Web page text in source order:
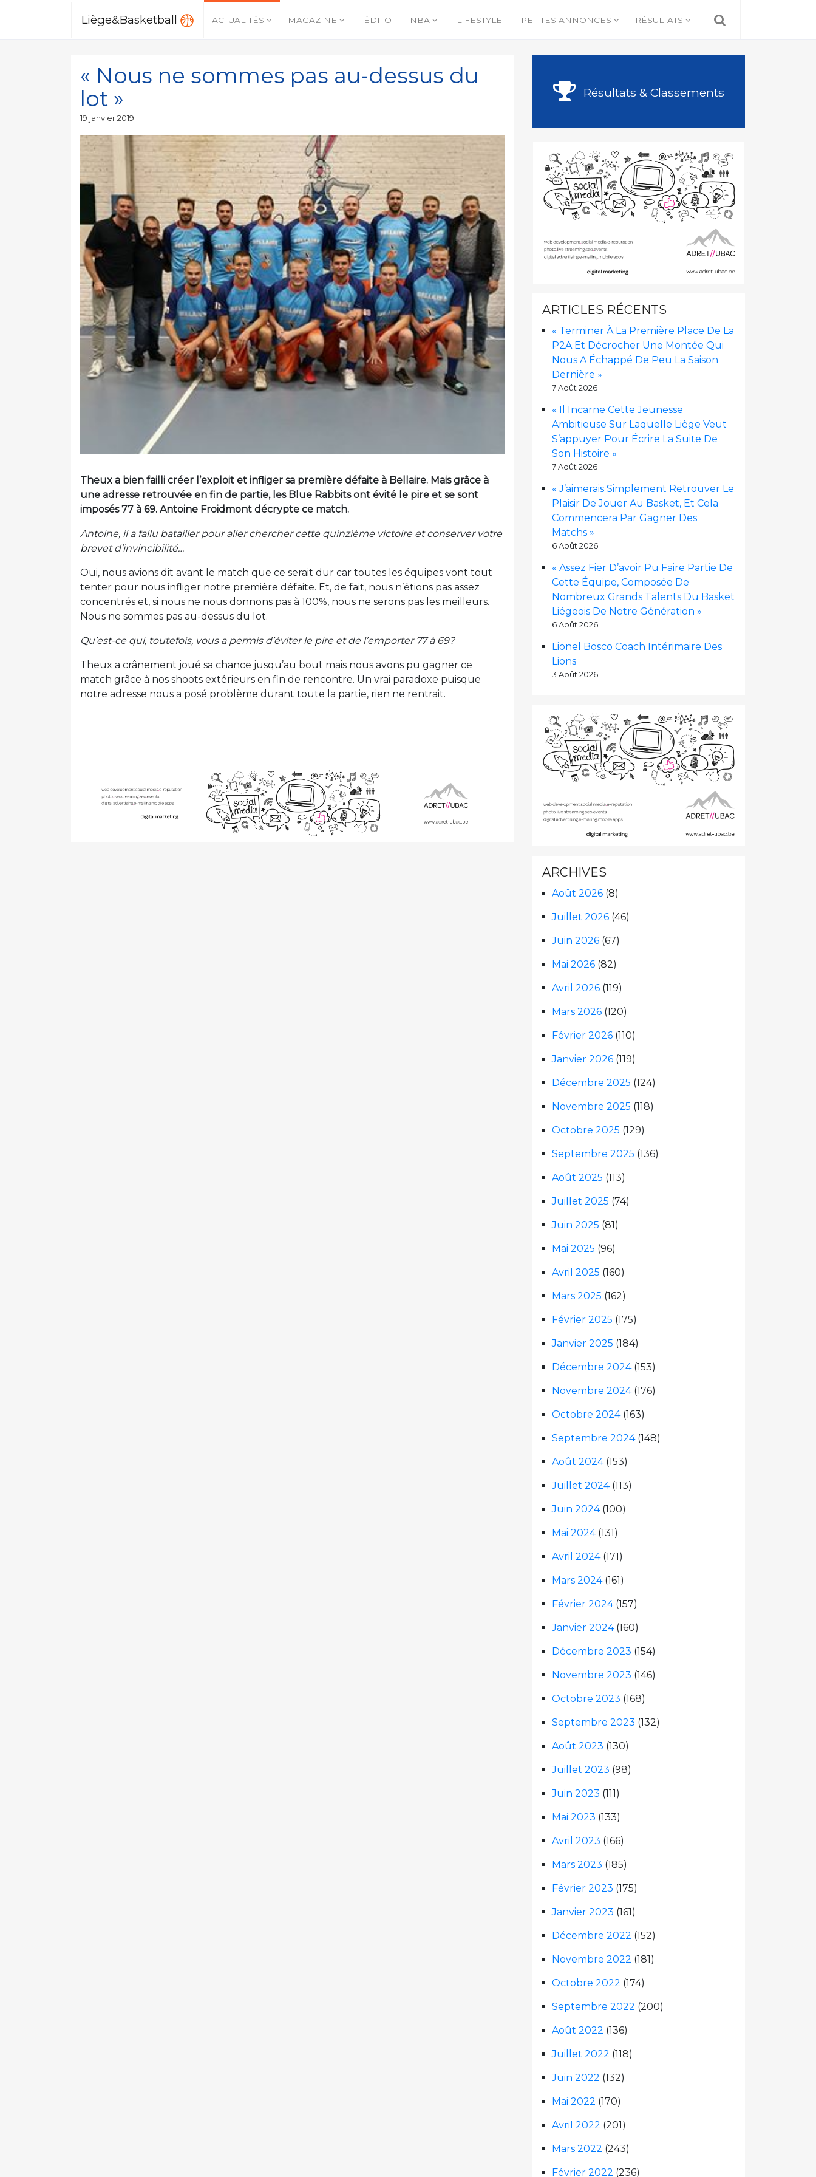
Liège&Basketball ACTUALITÉS MAGAZINE ÉDITO NBA LIFESTYLE PETITES ANNONCES RÉSULTATS
« Nous ne sommes pas au-dessus du
lot »
Publié
19 janvier 2019
Theux a bien failli créer l’exploit et infliger sa première défaite à Bellaire. Mais grâce à
une adresse retrouvée en fin de partie, les Blue Rabbits ont évité le pire et se sont
imposés 77 à 69. Antoine Froidmont décrypte ce match.
Antoine, il a fallu batailler pour aller chercher cette quinzième victoire et conserver votre
brevet d’invincibilité…
Oui, nous avions dit avant le match que ce serait dur car toutes les équipes vont tout
tenter pour nous infliger notre première défaite. Et, de fait, nous n’étions pas assez
concentrés et, si nous ne nous donnons pas à 100%, nous ne serons pas les meilleurs.
Nous ne sommes pas au-dessus du lot.
Qu’est-ce qui, toutefois, vous a permis d’éviter le pire et de l’emporter 77 à 69?
Theux a crânement joué sa chance jusqu’au bout mais nous avons pu gagner ce
match grâce à nos shoots extérieurs en fin de rencontre. Un vrai paradoxe puisque
notre adresse nous a posé problème durant toute la partie, rien ne rentrait.
Résultats & Classements
ARTICLES RÉCENTS
« Terminer À La Première Place De La
P2A Et Décrocher Une Montée Qui
Nous A Échappé De Peu La Saison
Dernière »
7 Août 2026
« Il Incarne Cette Jeunesse
Ambitieuse Sur Laquelle Liège Veut
S’appuyer Pour Écrire La Suite De
Son Histoire »
7 Août 2026
« J’aimerais Simplement Retrouver Le
Plaisir De Jouer Au Basket, Et Cela
Commencera Par Gagner Des
Matchs »
6 Août 2026
« Assez Fier D’avoir Pu Faire Partie De
Cette Équipe, Composée De
Nombreux Grands Talents Du Basket
Liégeois De Notre Génération »
6 Août 2026
Lionel Bosco Coach Intérimaire Des
Lions
3 Août 2026
ARCHIVES
Août 2026 (8)
Juillet 2026 (46)
Juin 2026 (67)
Mai 2026 (82)
Avril 2026 (119)
Mars 2026 (120)
Février 2026 (110)
Janvier 2026 (119)
Décembre 2025 (124)
Novembre 2025 (118)
Octobre 2025 (129)
Septembre 2025 (136)
Août 2025 (113)
Juillet 2025 (74)
Juin 2025 (81)
Mai 2025 (96)
Avril 2025 (160)
Mars 2025 (162)
Février 2025 (175)
Janvier 2025 (184)
Décembre 2024(153)
Novembre 2024(176)
Octobre 2024(163)
Septembre 2024(148)
Août 2024(153)
Juillet 2024(113)
Juin 2024(100)
Mai 2024(131)
Avril 2024(171)
Mars 2024(161)
Février 2024(157)
Janvier 2024(160)
Décembre 2023 (154)
Novembre 2023 (146)
Octobre 2023 (168)
Septembre 2023 (132)
Août 2023 (130)
Juillet 2023 (98)
Juin 2023 (111)
Mai 2023 (133)
Avril 2023 (166)
Mars 2023 (185)
Février 2023 (175)
Janvier 2023 (161)
Décembre 2022 (152)
Novembre 2022 (181)
Octobre 2022 (174)
Septembre 2022 (200)
Août 2022 (136)
Juillet 2022 (118)
Juin 2022 (132)
Mai 2022 (170)
Avril 2022 (201)
Mars 2022 (243)
Février 2022 (236)